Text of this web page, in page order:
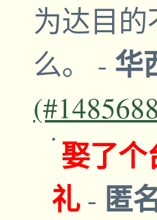
为达目
么。 - 华
娶了
礼 - 匿